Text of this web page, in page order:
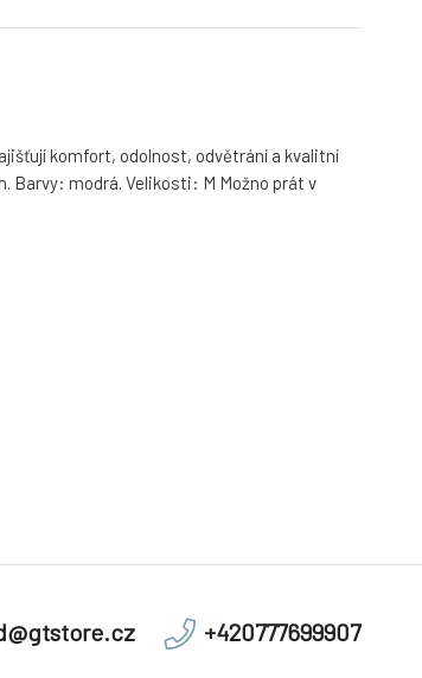
komfort, odolnost, odvětrání a kvalitní
Barvy: modrá. Velikosti: M Možno prát v
+420777699907